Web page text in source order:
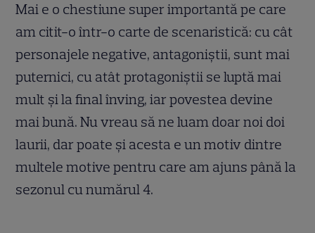
Mai e o chestiune super importantă pe care
am citit-o într-o carte de scenaristică: cu cât
personajele negative, antagoniștii, sunt mai
puternici, cu atât protagoniștii se luptă mai
mult și la final înving, iar povestea devine
mai bună. Nu vreau să ne luam doar noi doi
laurii, dar poate și acesta e un motiv dintre
multele motive pentru care am ajuns până la
sezonul cu numărul 4.